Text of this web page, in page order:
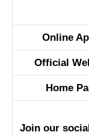
Online
Official
Home
Join our